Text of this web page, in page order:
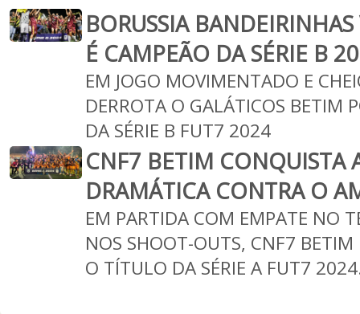
BORUSSIA
É CAMPEÃO DA SÉRIE B
EM JOGO MOVIMENTADO E
DERROTA O GALÁTICOS BETIM
DA SÉRIE B FUT7 2024
CNF7 BETIM CONQUISTA
DRAMÁTICA CONTRA O
EM PARTIDA COM EMPATE NO
NOS SHOOT-OUTS, CNF7
O TÍTULO DA SÉRIE A FUT7